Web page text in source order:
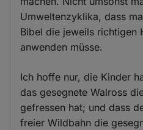
Umweltenzyklika, dass
Bibel die jeweils richtigen
anwenden müsse.
Ich hoffe nur, die Kinder
das gesegnete Walross
gefressen hat; und dass
freier Wildbahn die